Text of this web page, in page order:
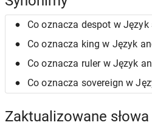
Co oznacza despot w Język
Co oznacza king w Język
Co oznacza ruler w Język
Co oznacza sovereign w
Zaktualizowane